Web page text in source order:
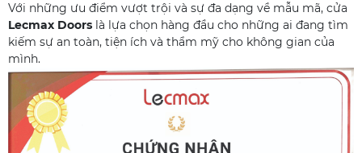
Với những ưu điểm vượt trội và sự đa dạng về mẫu mã, cửa
Lecmax Doors là lựa chọn hàng đầu cho những ai đang tìm
kiếm sự an toàn, tiện ích và thẩm mỹ cho không gian của
mình.